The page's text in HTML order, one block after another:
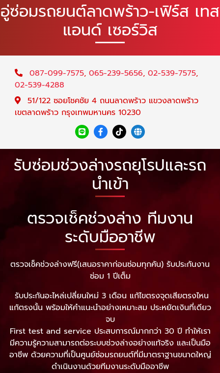
อู่ซ่อมรถยนต์ลาดพร้าว-เฟิร์ส เทส
แอนด์ เซอร์วิส
087-099-7575, 065-239-5656, 02-539-7575,
02-539-4288
51/122 ซอยโชคชัย 4 ถนนลาดพร้าว แขวงลาดพร้าว
เขตลาดพร้าว กรุงเทพมหานคร 10230
รับซ่อมช่วงล่างรถยุโรปและรถ
นำเข้า
ตรวจเช็คช่วงล่าง ทีมงาน
ระดับมืออาชีพ
ตรวจเช็คช่วงล่างฟรี(เสนอราคาก่อนซ่อมทุกคัน) รับประกันงาน
ซ่อม 1 ปีเต็ม
รับประกันอะไหล่เปลี่ยนใหม่ 3 เดือน แก้ไขตรงจุดเสียตรงไหน
แก้ตรงนั้น พร้อมให้คำแนะนำอย่างเหมาะสม ประหยัดเงินที่เดียว
จบ
First test and service ประสบการณ์มากกว่า 30 ปี ทำให้เรา
มีความรู้ความสามารถต่อระบบช่วงล่างอย่างแท้จริง และเป็นมือ
อาชีพ ด้วยความที่เป็นศูนย์ซ่อมรถยนต์ที่มีมาตราฐานขนาดใหญ่
ดำเนินงานด้วยทีมงานระดับมืออาชีพ